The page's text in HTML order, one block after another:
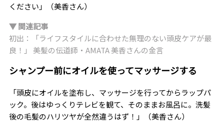
ください」（美香さん）
▼ 関連記事
初出：「ライフスタイルに合わせた無理のない頭皮ケアが最
良！」 美髪の伝道師・AMATA 美香さんの金言
シャンプー前にオイルを使ってマッサージする
「頭皮にオイルを塗布し、マッサージを行ってからラップパ
ック。後はゆっくりテレビを観て、そのままお風呂に。洗髪
後の毛髪のハリツヤが全然違うはず！」（美香さん）